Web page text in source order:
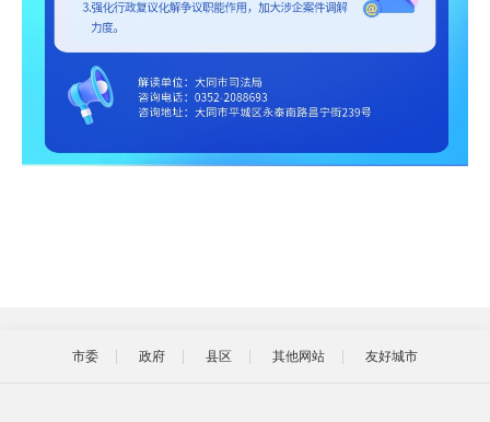
市委 政府 县区 其他网站 友好城市